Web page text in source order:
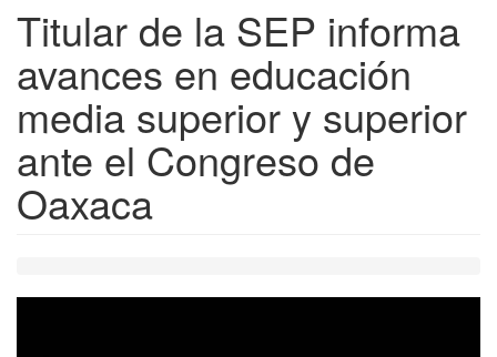
Titular de la SEP informa
avances en educación
media superior y superior
ante el Congreso de
Oaxaca